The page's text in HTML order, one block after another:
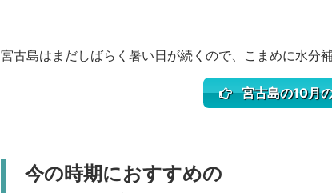
宮古島はまだしばらく暑い日が続くので、こまめに水分
宮古島の10月
今の時期におすすめの